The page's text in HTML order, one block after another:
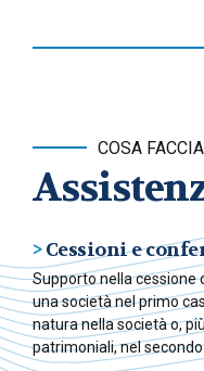
COSA
>Cessioni e
Supporto nella cessione
una società nel primo
natura nella società o,
patrimoniali, nel secondo